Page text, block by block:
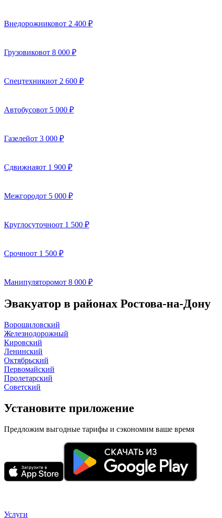
Внедорожниковот 2 400 ₽
Грузовиковот 8 000 ₽
Спецтехникиот 2 600 ₽
Автобусовот 5 000 ₽
Газелейот 3 000 ₽
Сдвижнаяот 1 900 ₽
Межгородот 5 000 ₽
Круглосуточноот 1 500 ₽
Срочноот 1 500 ₽
Манипуляторомот 8 000 ₽
Эвакуатор в районах Ростова-на-Дону
Ворошиловский
Железнодорожный
Кировский
Ленинский
Октябрьский
Первомайский
Пролетарский
Советский
Установите приложение
Предложим выгодные тарифы и сэкономим ваше время
Услуги